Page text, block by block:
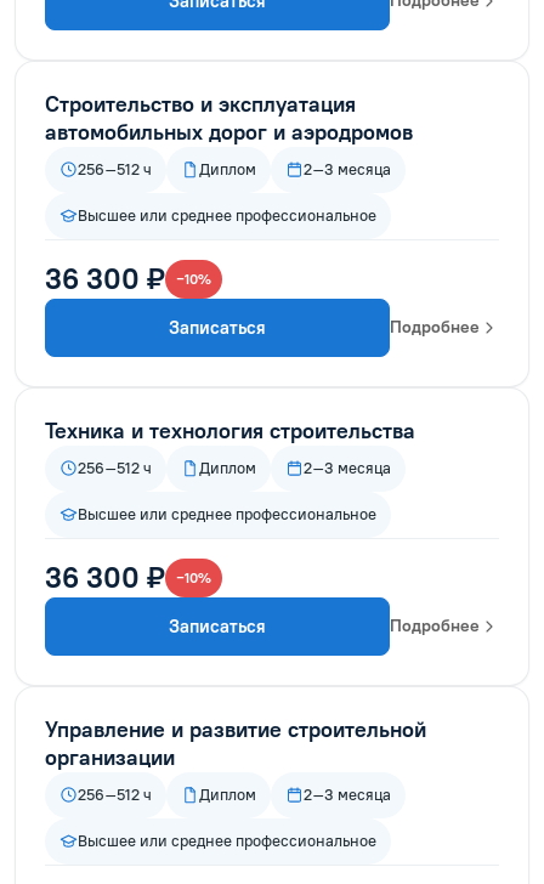
Строительство и эксплуатация
автомобильных дорог и аэродромов
256–512 ч Диплом 2–3 месяца
Высшее или среднее профессиональное
36 300 ₽ −10%
Записаться Подробнее
Техника и технология строительства
256–512 ч Диплом 2–3 месяца
Высшее или среднее профессиональное
36 300 ₽ −10%
Записаться Подробнее
Управление и развитие строительной
организации
256–512 ч Диплом 2–3 месяца
Высшее или среднее профессиональное